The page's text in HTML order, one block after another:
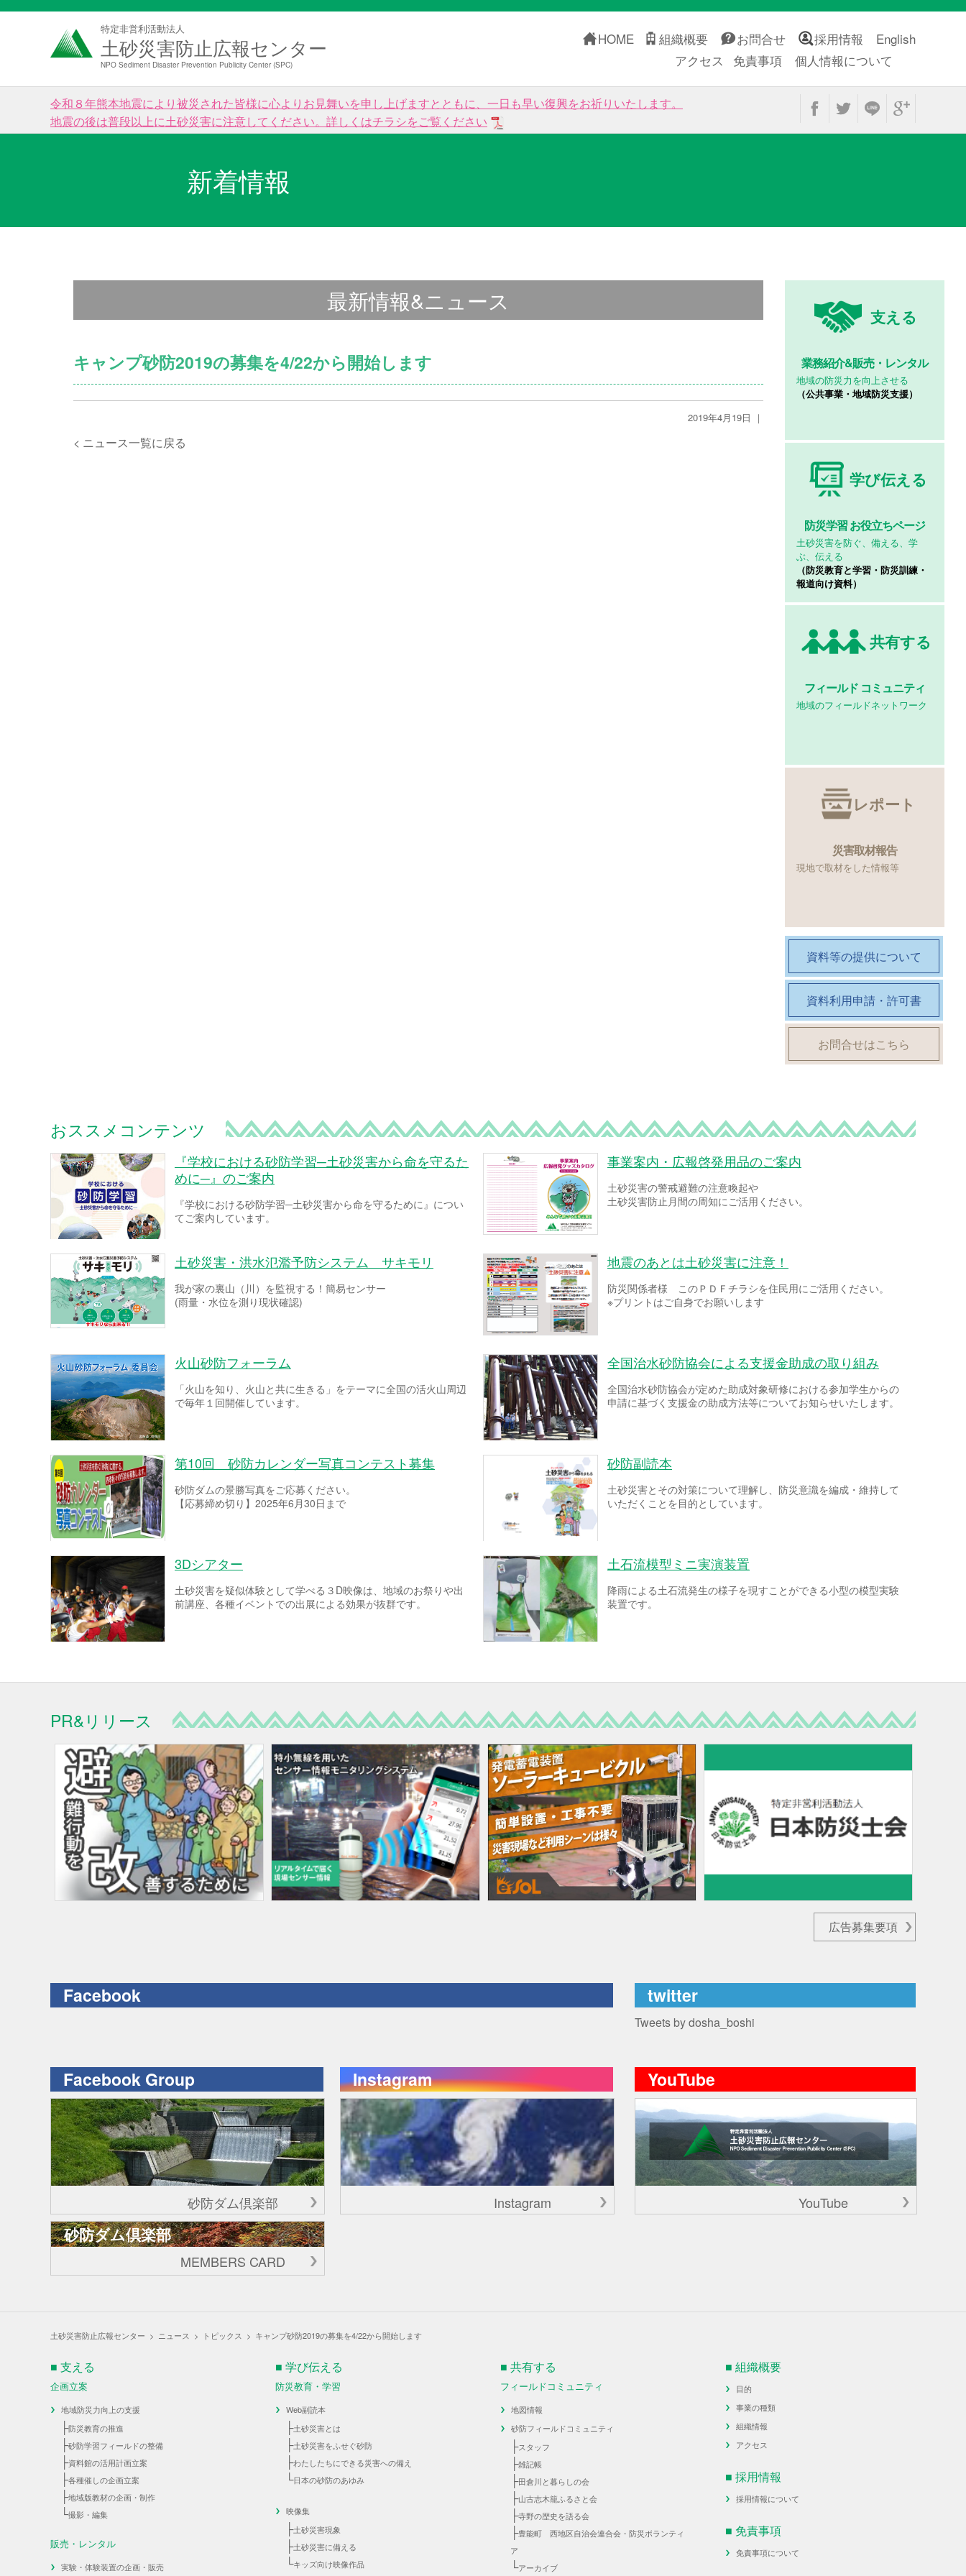
特定非営利活動法人
土砂災害防止広報センター
NPO Sediment Disaster Prevention Publicity Center (SPC)
HOME 組織概要 お問合せ 採用情報
English
アクセス
免責事項 個人情報について
令和８年熊本地震により被災された皆様に心よりお見舞いを申し上げますとともに、一日も早い復興をお祈りいたします。
地震の後は普段以上に土砂災害に注意してください。詳しくはチラシをご覧ください
新着情報
最新情報&ニュース
キャンプ砂防2019の募集を4/22から開始します
2019年4月19日 ｜
< ニュース一覧に戻る
支える
業務紹介&販売・レンタル
地域の防災力を向上させる
（公共事業・地域防災支援）
学び伝える
防災学習お役立ちページ
土砂災害を防ぐ、備える、学
ぶ、伝える
（防災教育と学習・防災訓練・
報道向け資料）
共有する
フィールド コミュニティ
地域のフィールドネットワーク
レポート
災害取材報告
現地で取材をした情報等
資料等の提供について
資料利用申請・許可書
お問合せはこちら
おススメコンテンツ
『学校における砂防学習─土砂災害から命を守るた
めに─』のご案内
『学校における砂防学習─土砂災害から命を守るために』につい
てご案内しています。
事業案内・広報啓発用品のご案内
土砂災害の警戒避難の注意喚起や
土砂災害防止月間の周知にご活用ください。
土砂災害・洪水氾濫予防システム サキモリ
我が家の裏山（川）を監視する！簡易センサー
(雨量・水位を測り現状確認)
地震のあとは土砂災害に注意！
防災関係者様 このＰＤＦチラシを住民用にご活用ください。
※プリントはご自身でお願いします
火山砂防フォーラム
「火山を知り、火山と共に生きる」をテーマに全国の活火山周辺
で毎年１回開催しています。
全国治水砂防協会による支援金助成の取り組み
全国治水砂防協会が定めた助成対象研修における参加学生からの
申請に基づく支援金の助成方法等についてお知らせいたします。
第10回 砂防カレンダー写真コンテスト募集
砂防ダムの景勝写真をご応募ください。
【応募締め切り】2025年6月30日まで
砂防副読本
土砂災害とその対策について理解し、防災意識を編成・維持して
いただくことを目的としています。
3Dシアター
土砂災害を疑似体験として学べる３D映像は、地域のお祭りや出
前講座、各種イベントでの出展による効果が抜群です。
土石流模型ミニ実演装置
降雨による土石流発生の様子を現すことができる小型の模型実験
装置です。
PR&リリース
広告募集要項
Facebook twitter
Tweets by dosha_boshi
Facebook Group
砂防ダム倶楽部
砂防ダム倶楽部
MEMBERS CARD
Instagram
Instagram
YouTube
YouTube
土砂災害防止広報センター > ニュース > トピックス > キャンプ砂防2019の募集を4/22から開始します
■ 支える
企画立案
地域防災力向上の支援
├防災教育の推進
├砂防学習フィールドの整備
├資料館の活用計画立案
├各種催しの企画立案
├地域版教材の企画・制作
└撮影・編集
販売・レンタル
実験・体験装置の企画・販売
■ 学び伝える
防災教育・学習
Web副読本
├土砂災害とは
├土砂災害をふせぐ砂防
├わたしたちにできる災害への備え
└日本の砂防のあゆみ
映像集
├土砂災害現象
├土砂災害に備える
└キッズ向け映像作品
■ 共有する
フィールドコミュニティ
地図情報
砂防フィールドコミュニティ
├スタッフ
├雑記帳
├田倉川と暮らしの会
├山古志木籠ふるさと会
├寺野の歴史を語る会
├豊能町 西地区自治会連合会・防災ボランティ
ア
└アーカイブ
■ 組織概要
目的
事業の種類
組織情報
アクセス
■ 採用情報
採用情報について
■ 免責事項
免責事項について